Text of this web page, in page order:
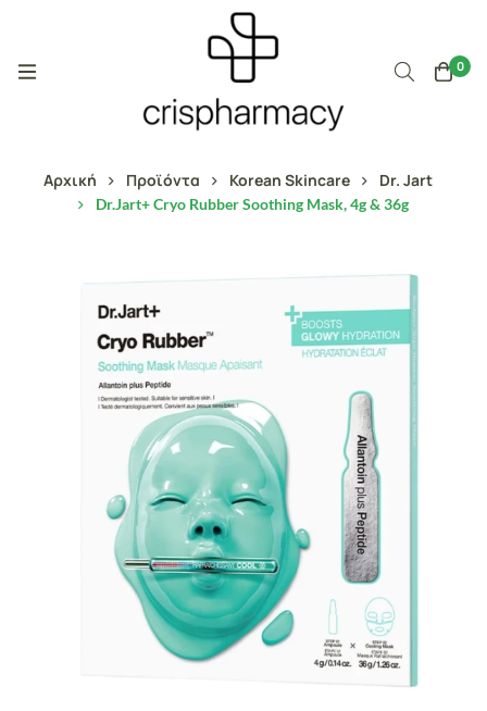
0
Αρχική Προϊόντα Korean Skincare Dr. Jart
Dr.Jart+ Cryo Rubber Soothing Mask, 4g & 36g